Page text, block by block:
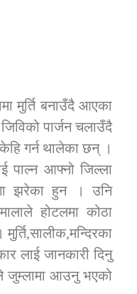
जुम्लाको सुचना
जुम्लाकाे सुचना
मुर्ति बनाउँदै आएका
पार्जन चलाउँदै
गर्न थालेका छन् ।
पाल्न आफ्नो जिल्ला
झरेका हुन । उनि
होटलमा कोठा
लाई जानकारी दिनु
जुम्लामा आउनु भएको